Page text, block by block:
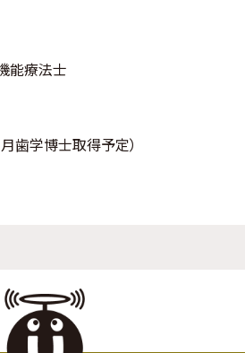
能療法士
歯学博士取得予定）